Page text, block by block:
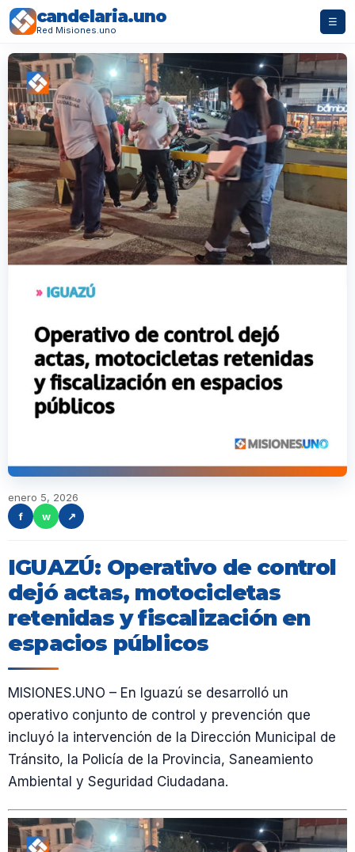
candelaria.uno
Red Misiones.uno
☰
enero 5, 2026
f
w ↗
IGUAZÚ: Operativo de control
dejó actas, motocicletas
retenidas y fiscalización en
espacios públicos
MISIONES.UNO – En Iguazú se desarrolló un
operativo conjunto de control y prevención que
incluyó la intervención de la Dirección Municipal de
Tránsito, la Policía de la Provincia, Saneamiento
Ambiental y Seguridad Ciudadana.